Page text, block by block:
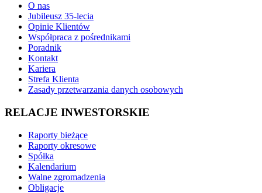
O nas
Jubileusz 35-lecia
Opinie Klientów
Współpraca z pośrednikami
Poradnik
Kontakt
Kariera
Strefa Klienta
Zasady przetwarzania danych osobowych
RELACJE INWESTORSKIE
Raporty bieżące
Raporty okresowe
Spółka
Kalendarium
Walne zgromadzenia
Obligacje